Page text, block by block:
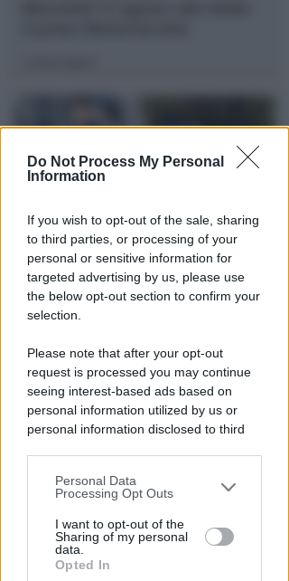
Do Not Process My Personal
Information
If you wish to opt-out of the sale, sharing
to third parties, or processing of your
personal or sensitive information for
targeted advertising by us, please use
the below opt-out section to confirm your
selection.
Please note that after your opt-out
request is processed you may continue
seeing interest-based ads based on
personal information utilized by us or
personal information disclosed to third
You may separately opt-out of the further
disclosure of your personal information
by third parties on the IAB’s list of
downstream participants.
Personal Data
Processing Opt Outs
I want to opt-out of the
Sharing of my personal
data.
Opted In
VACANZA TRAGICA
Va in caserma per denunciare la
scomparsa del marito, ma
Lamberto Abbati
DOPO I RECENTI EPISODI